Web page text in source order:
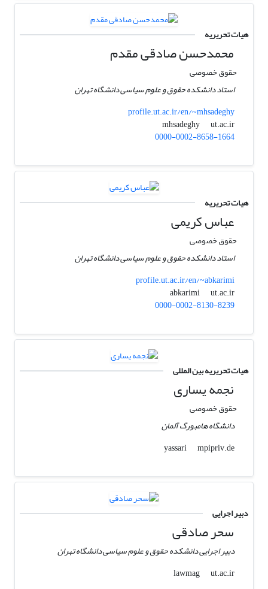
هیات تحریریه
محمدحسن صادقی مقدم
حقوق خصوصی
استاد دانشکده حقوق و علوم سیاسی دانشگاه تهران
profile.ut.ac.ir/en/~mhsadeghy
mhsadeghy
ut.ac.ir
0000-0002-8658-1664
هیات تحریریه
عباس کریمی
حقوق خصوصی
استاد دانشکده حقوق و علوم سیاسی دانشگاه تهران
profile.ut.ac.ir/en/~abkarimi
abkarimi
ut.ac.ir
0000-0002-8130-8239
هیات تحریریه بین المللی
نجمه یساری
حقوق خصوصی
دانشگاه هامبورگ آلمان
yassari
mpipriv.de
دبیر اجرایی
سحر صادقی
دبیر اجرایی دانشکده حقوق و علوم سیاسی دانشگاه تهران
lawmag
ut.ac.ir